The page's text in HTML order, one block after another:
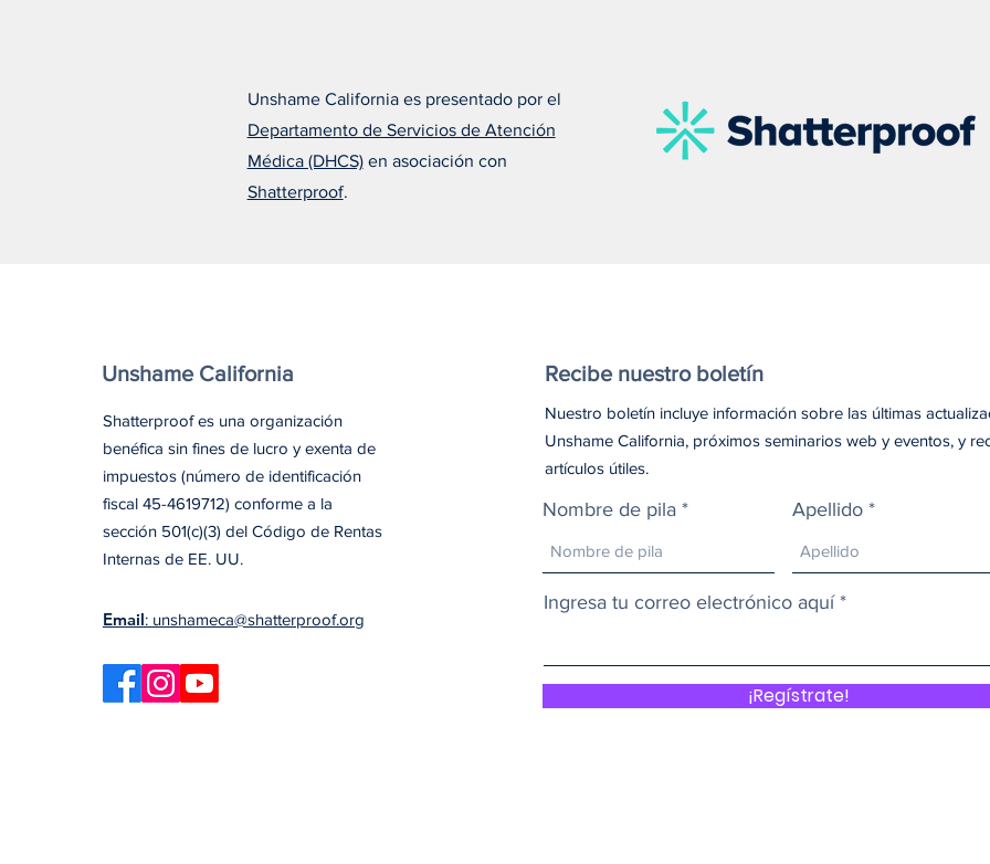
Unshame California es presentado por el
Departamento de Servicios de Atención
Médica (DHCS)en asociación con
Shatterproof.
Unshame California
Shatterproof es una organización
benéfica sin fines de lucro y exenta de
impuestos (número de identificación
fiscal 45-4619712) conforme a la
sección 501(c)(3) del Código de Rentas
Internas de EE. UU.
Email: unshameca@shatterproof.org
Recibe nuestro boletín
Nuestro boletín incluye información sobre las últimas
Unshame California, próximos seminarios web y eventos, y
artículos útiles.
Nombre de pila Apellido
Ingresa tu correo electrónico aquí
¡Regístrate!